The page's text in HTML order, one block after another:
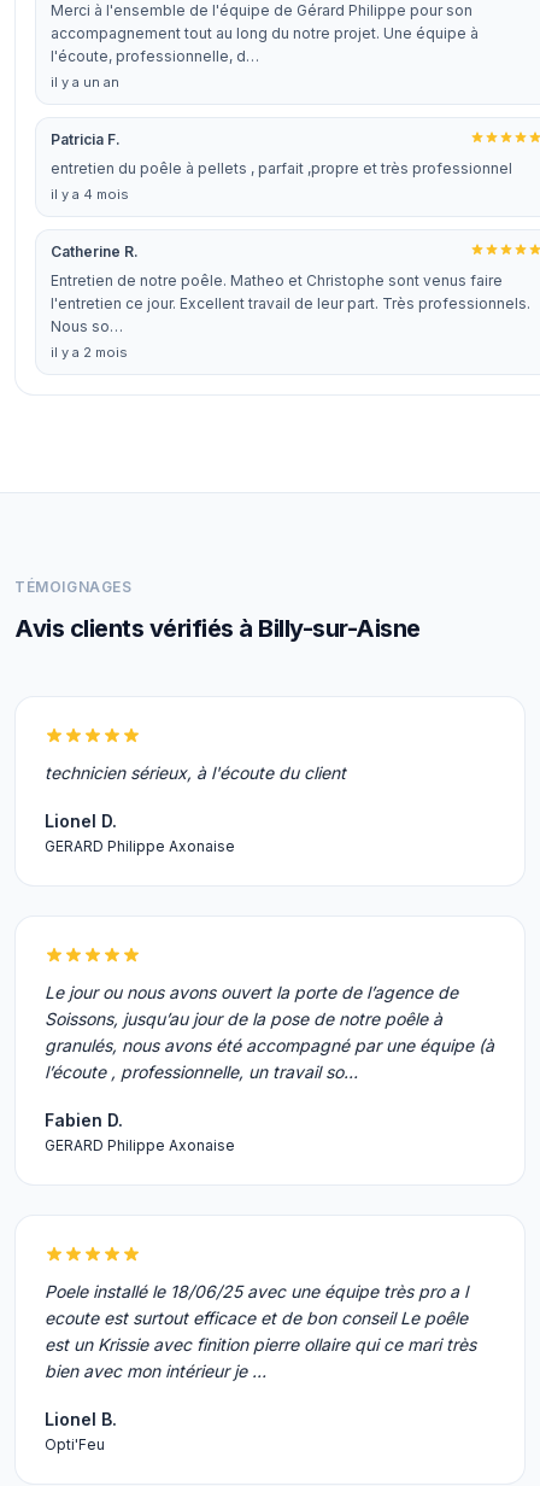
Merci à l'ensemble de l'équipe de Gérard Philippe pour son
accompagnement tout au long du notre projet. Une équipe à
l'écoute, professionnelle, d…
il y a un an
Patricia F.
entretien du poêle à pellets , parfait ,propre et très professionnel
il y a 4 mois
Catherine R.
Entretien de notre poêle. Matheo et Christophe sont venus faire
l'entretien ce jour. Excellent travail de leur part. Très professionnels.
Nous so…
il y a 2 mois
TÉMOIGNAGES
Avis clients vérifiés à Billy-sur-Aisne
technicien sérieux, à l'écoute du client
Lionel D.
GERARD Philippe Axonaise
Le jour ou nous avons ouvert la porte de l’agence de
Soissons, jusqu’au jour de la pose de notre poêle à
granulés, nous avons été accompagné par une équipe (à
l’écoute , professionnelle, un travail so…
Fabien D.
GERARD Philippe Axonaise
Poele installé le 18/06/25 avec une équipe très pro a l
ecoute est surtout efficace et de bon conseil Le poêle
est un Krissie avec finition pierre ollaire qui ce mari très
bien avec mon intérieur je …
Lionel B.
Opti'Feu